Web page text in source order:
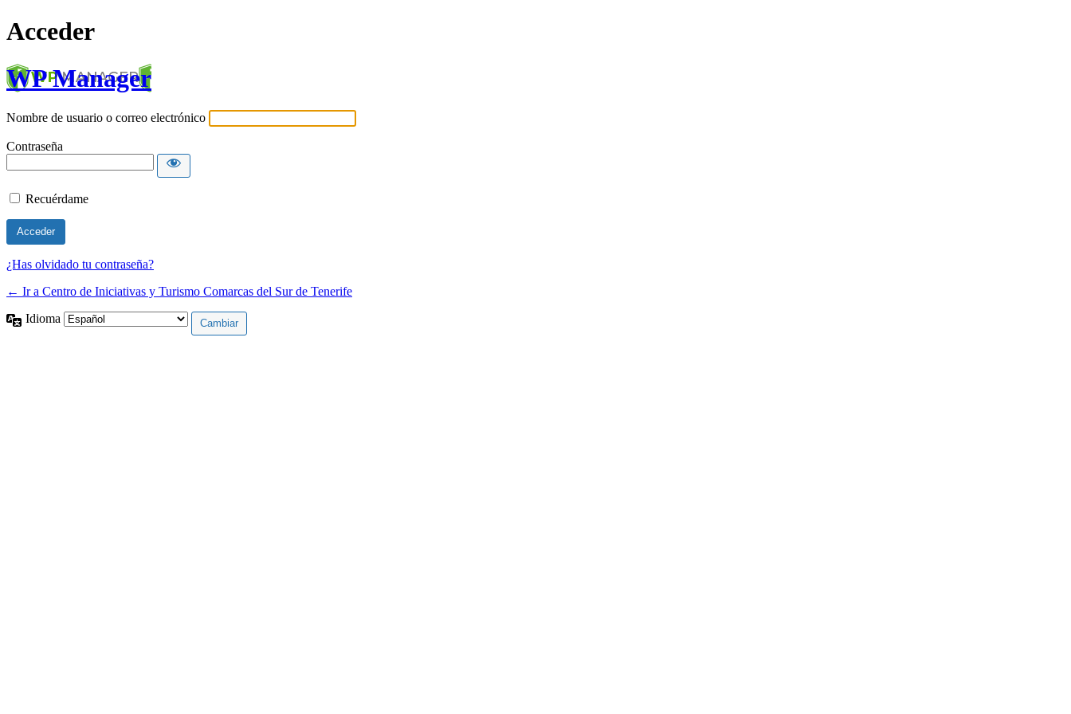
Acceder
WP Manager
Nombre de usuario o correo electrónico
Contraseña
Recuérdame
¿Has olvidado tu contraseña?
← Ir a Centro de Iniciativas y Turismo Comarcas del Sur de Tenerife
Idioma